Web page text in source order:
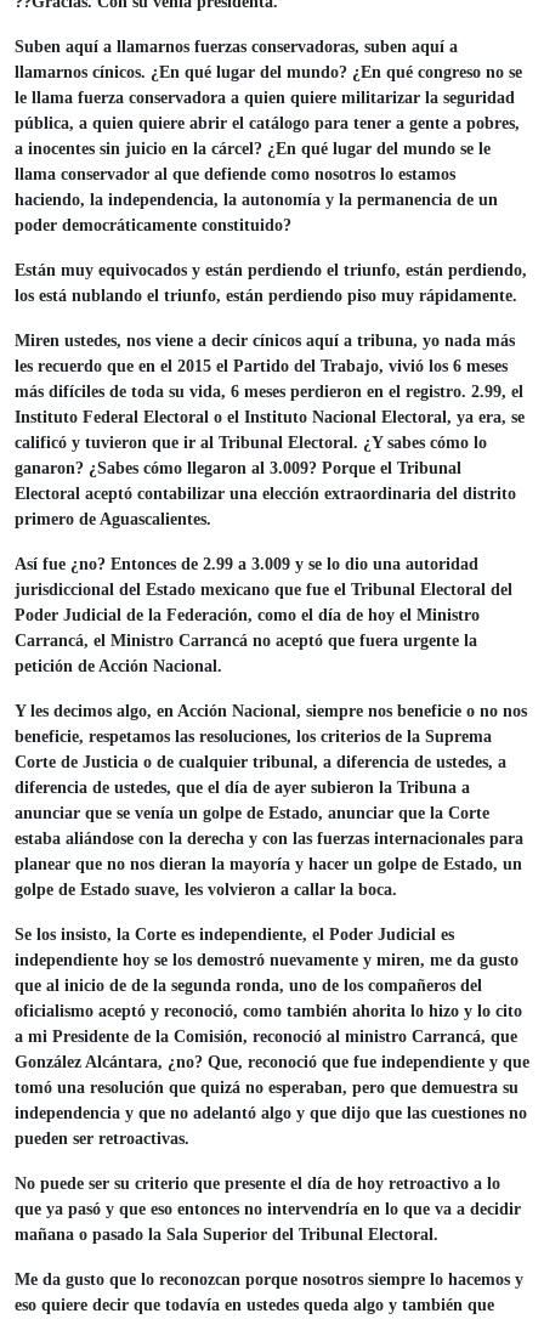
Suben aquí a llamarnos fuerzas conservadoras, suben aquí a
llamarnos cínicos. ¿En qué lugar del mundo? ¿En qué congreso no se
le llama fuerza conservadora a quien quiere militarizar la seguridad
pública, a quien quiere abrir el catálogo para tener a gente a pobres,
a inocentes sin juicio en la cárcel? ¿En qué lugar del mundo se le
llama conservador al que defiende como nosotros lo estamos
haciendo, la independencia, la autonomía y la permanencia de un
poder democráticamente constituido?
Están muy equivocados y están perdiendo el triunfo, están perdiendo,
los está nublando el triunfo, están perdiendo piso muy rápidamente.
Miren ustedes, nos viene a decir cínicos aquí a tribuna, yo nada más
les recuerdo que en el 2015 el Partido del Trabajo, vivió los 6 meses
más difíciles de toda su vida, 6 meses perdieron en el registro. 2.99, el
Instituto Federal Electoral o el Instituto Nacional Electoral, ya era, se
calificó y tuvieron que ir al Tribunal Electoral. ¿Y sabes cómo lo
ganaron? ¿Sabes cómo llegaron al 3.009? Porque el Tribunal
Electoral aceptó contabilizar una elección extraordinaria del distrito
primero de Aguascalientes.
Así fue ¿no? Entonces de 2.99 a 3.009 y se lo dio una autoridad
jurisdiccional del Estado mexicano que fue el Tribunal Electoral del
Poder Judicial de la Federación, como el día de hoy el Ministro
Carrancá, el Ministro Carrancá no aceptó que fuera urgente la
petición de Acción Nacional.
Y les decimos algo, en Acción Nacional, siempre nos beneficie o no nos
beneficie, respetamos las resoluciones, los criterios de la Suprema
Corte de Justicia o de cualquier tribunal, a diferencia de ustedes, a
diferencia de ustedes, que el día de ayer subieron la Tribuna a
anunciar que se venía un golpe de Estado, anunciar que la Corte
estaba aliándose con la derecha y con las fuerzas internacionales para
planear que no nos dieran la mayoría y hacer un golpe de Estado, un
golpe de Estado suave, les volvieron a callar la boca.
Se los insisto, la Corte es independiente, el Poder Judicial es
independiente hoy se los demostró nuevamente y miren, me da gusto
que al inicio de de la segunda ronda, uno de los compañeros del
oficialismo aceptó y reconoció, como también ahorita lo hizo y lo cito
a mi Presidente de la Comisión, reconoció al ministro Carrancá, que
González Alcántara, ¿no? Que, reconoció que fue independiente y que
tomó una resolución que quizá no esperaban, pero que demuestra su
independencia y que no adelantó algo y que dijo que las cuestiones no
pueden ser retroactivas.
No puede ser su criterio que presente el día de hoy retroactivo a lo
que ya pasó y que eso entonces no intervendría en lo que va a decidir
mañana o pasado la Sala Superior del Tribunal Electoral.
Me da gusto que lo reconozcan porque nosotros siempre lo hacemos y
eso quiere decir que todavía en ustedes queda algo y también que